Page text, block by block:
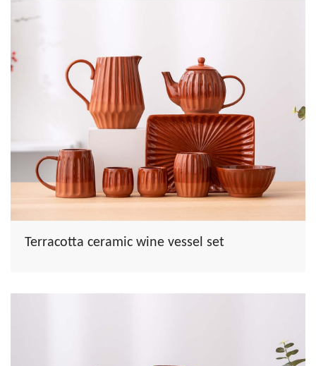
Terracotta ceramic wine vessel set